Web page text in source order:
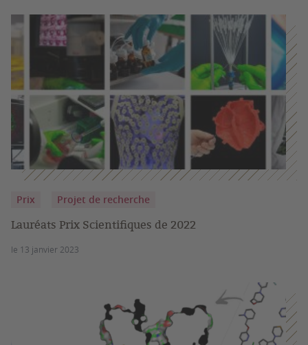
Prix Projet de recherche
Lauréats Prix Scientifiques de 2022
le 13 janvier 2023